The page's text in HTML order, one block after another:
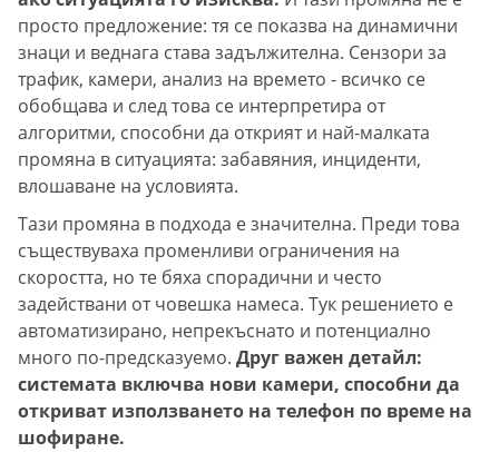
просто предложение: тя се показва на динамични
знаци и веднага става задължителна. Сензори за
трафик, камери, анализ на времето - всичко се
обобщава и след това се интерпретира от
алгоритми, способни да открият и най-малката
промяна в ситуацията: забавяния, инциденти,
влошаване на условията.
Тази промяна в подхода е значителна. Преди това
съществуваха променливи ограничения на
скоростта, но те бяха спорадични и често
задействани от човешка намеса. Тук решението е
автоматизирано, непрекъснато и потенциално
много по-предсказуемо. Друг важен детайл:
системата включва нови камери, способни да
откриват използването на телефон по време на
шофиране.